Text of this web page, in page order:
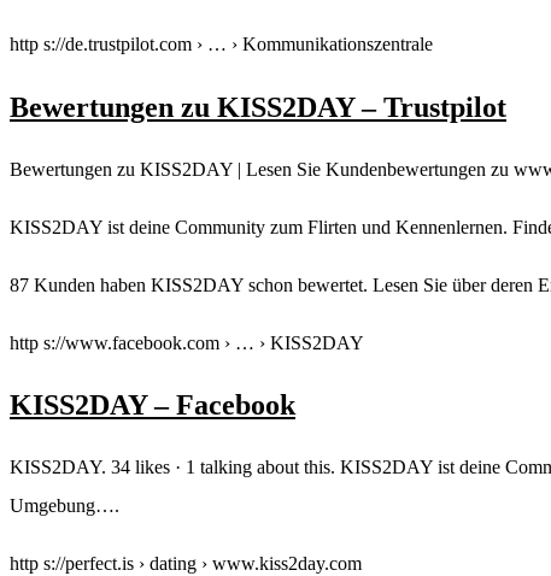
http s://de.trustpilot.com › … › Kommunikationszentrale
Bewertungen zu KISS2DAY – Trustpilot
Bewertungen zu KISS2DAY | Lesen Sie Kundenbewertungen zu
KISS2DAY ist deine Community zum Flirten und Kennenlernen.
87 Kunden haben KISS2DAY schon bewertet. Lesen Sie über deren
http s://www.facebook.com › … › KISS2DAY
KISS2DAY – Facebook
KISS2DAY. 34 likes · 1 talking about this. KISS2DAY ist deine
Umgebung….
http s://perfect.is › dating › www.kiss2day.com